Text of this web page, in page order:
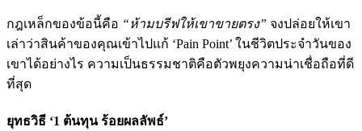
กฎเหล็กของข้อนี้คือ “ห้ามบรีฟให้เขาขายตรง” จงปล่อยให้เขา
เล่าว่าสินค้าของคุณเข้าไปแก้ ‘Pain Point’ ในชีวิตประจำวันของ
เขาได้อย่างไร ความเป็นธรรมชาติคือตัวพยุงความน่าเชื่อถือที่ดี
ที่สุด
ยุทธวิธี ‘1 ต้นทุน ร้อยผลลัพธ์’